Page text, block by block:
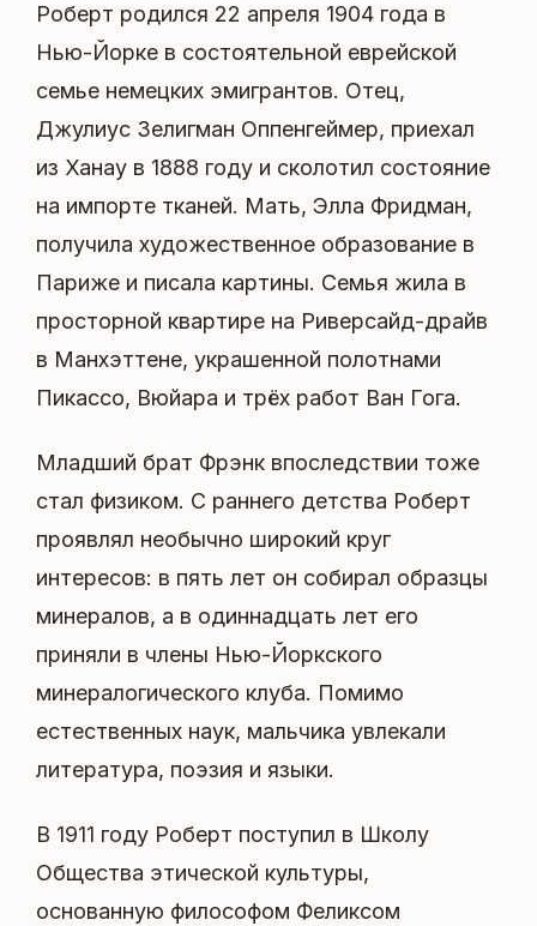
Роберт родился 22 апреля 1904 года в
Нью-Йорке в состоятельной еврейской
семье немецких эмигрантов. Отец,
Джулиус Зелигман Оппенгеймер, приехал
из Ханау в 1888 году и сколотил состояние
на импорте тканей. Мать, Элла Фридман,
получила художественное образование в
Париже и писала картины. Семья жила в
просторной квартире на Риверсайд-драйв
в Манхэттене, украшенной полотнами
Пикассо, Вюйара и трёх работ Ван Гога.
Младший брат Фрэнк впоследствии тоже
стал физиком. С раннего детства Роберт
проявлял необычно широкий круг
интересов: в пять лет он собирал образцы
минералов, а в одиннадцать лет его
приняли в члены Нью-Йоркского
минералогического клуба. Помимо
естественных наук, мальчика увлекали
литература, поэзия и языки.
В 1911 году Роберт поступил в Школу
Общества этической культуры,
основанную философом Феликсом